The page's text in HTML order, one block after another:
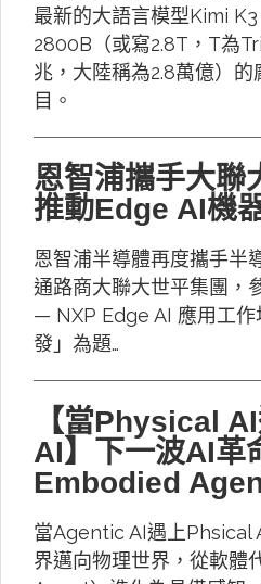
最新的大語言模型Kimi
2800B（或寫2.8T，T為
兆，大陸稱為2.8萬億）
目。
恩智浦攜手大聯
推動Edge AI機
恩智浦半導體再度攜手半
通路商大聯大世平集團
— NXP Edge AI 應用工作
發」為題…
【當Physical
AI】下一波AI革
Embodied
當Agentic AI遇上Phsical
界邁向物理世界，從軟體